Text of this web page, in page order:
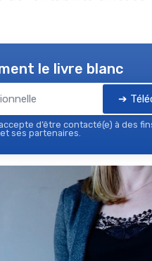
le livre blanc
➔
d’être contacté(e) à des
et ses partenaires.